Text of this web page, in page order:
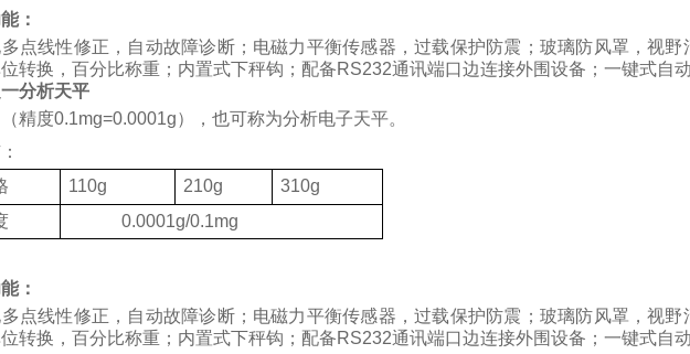
：
点线性修正，自动故障诊断；电磁力平衡传感器，过载保护防震；玻璃防风罩，视
转换，百分比称重；内置式下秤钩；配备RS232通讯端口边连接外围设备；一键式自
分析天平
精度0.1mg=0.0001g），也可称为分析电子天平。
110g 210g
310g
0.0001g/0.1mg
：
点线性修正，自动故障诊断；电磁力平衡传感器，过载保护防震；玻璃防风罩，视
转换，百分比称重；内置式下秤钩；配备RS232通讯端口边连接外围设备；一键式自